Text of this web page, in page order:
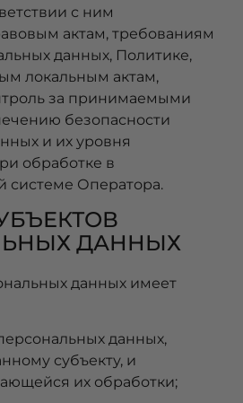
с ним
актам, требованиям
данных, Политике,
локальным актам,
за принимаемыми
безопасности
и их уровня
обработке в
Оператора.
ДАННЫХ
данных имеет
данных,
субъекту, и
их обработки;